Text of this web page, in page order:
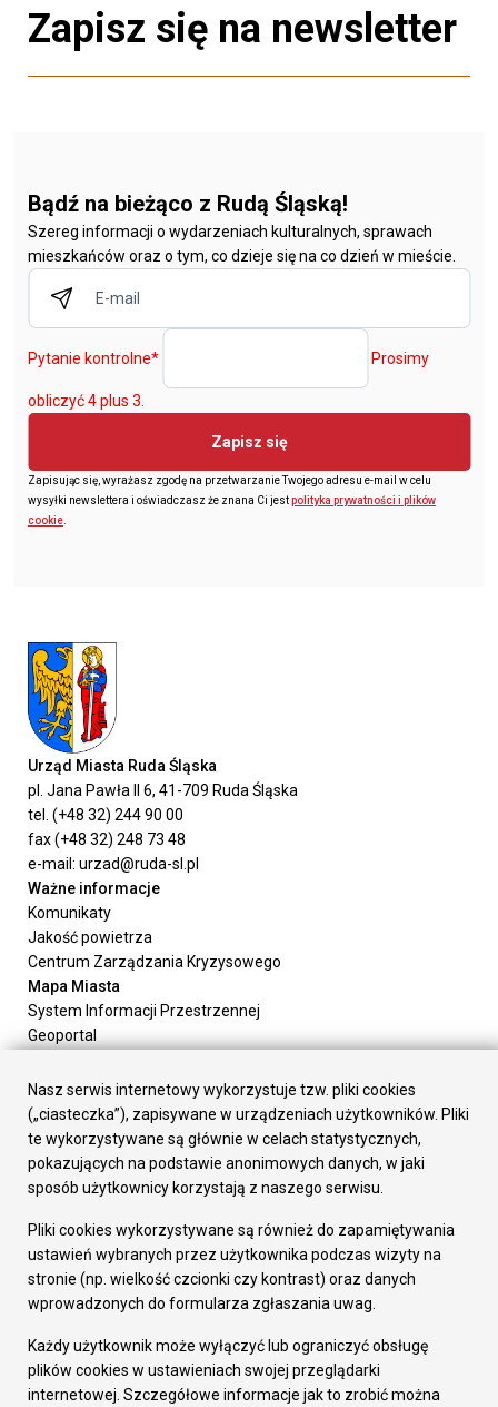
Zapisz się na newsletter
Bądź na bieżąco z Rudą Śląską!
Szereg informacji o wydarzeniach kulturalnych, sprawach
mieszkańców oraz o tym, co dzieje się na co dzień w mieście.
Pytanie kontrolne* Prosimy
obliczyć 4 plus 3.
Zapisz się
Zapisując się, wyrażasz zgodę na przetwarzanie Twojego adresu e-mail w celu
wysyłki newslettera i oświadczasz że znana Ci jestpolityka prywatności i plików
cookie.
Urząd Miasta Ruda Śląska
pl. Jana Pawła II 6, 41-709 Ruda Śląska
tel. (+48 32) 244 90 00
fax (+48 32) 248 73 48
e-mail: urzad@ruda-sl.pl
Ważne informacje
Komunikaty
Jakość powietrza
Centrum Zarządzania Kryzysowego
Mapa Miasta
System Informacji Przestrzennej
Geoportal
Załatw sprawę
Prezydent Miasta
Rada Miasta
Wydziały
Elektroniczna Skrzynka Podawcza
Gospodarka
Fundusze europejskie
Środki krajowe
Oferty inwestycyjne
Pozostałe
Deklaracja dostępności
Dane osobowe
Nasz serwis internetowy wykorzystuje tzw. pliki cookies
(„ciasteczka”), zapisywane w urządzeniach użytkowników. Pliki
te wykorzystywane są głównie w celach statystycznych,
pokazujących na podstawie anonimowych danych, w jaki
sposób użytkownicy korzystają z naszego serwisu.
Pliki cookies wykorzystywane są również do zapamiętywania
ustawień wybranych przez użytkownika podczas wizyty na
stronie (np. wielkość czcionki czy kontrast) oraz danych
wprowadzonych do formularza zgłaszania uwag.
Każdy użytkownik może wyłączyć lub ograniczyć obsługę
plików cookies w ustawieniach swojej przeglądarki
internetowej. Szczegółowe informacje jak to zrobić można